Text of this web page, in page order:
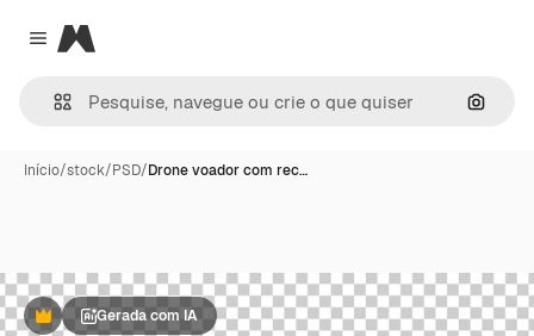
Close menu
Magnific
Início/stock/PSD/Drone voador com rec…
PremiumGerada com IA